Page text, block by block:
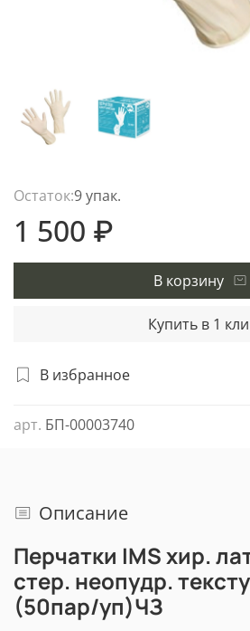
В избранное
арт. БП-00003740
Остаток:9 упак.
1 500 ₽
В корзину
Купить в 1
Описание
Перчатки IMS хир.
стер. неопудр.
(50пар/уп)ЧЗ